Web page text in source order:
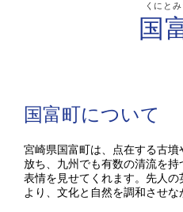
国
くにと
国富町について
宮崎県国富町は、点在する古
放ち、九州でも有数の清流を
表情を見せてくれます。先人
より、文化と自然を調和させな